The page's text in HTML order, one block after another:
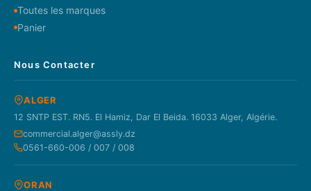
Toutes les marques
Panier
Nous Contacter
ALGER
12 SNTP EST. RN5. El Hamiz, Dar El Beida. 16033 Alger, Algérie.
commercial.alger@assly.dz
0561-660-006 / 007 / 008
ORAN